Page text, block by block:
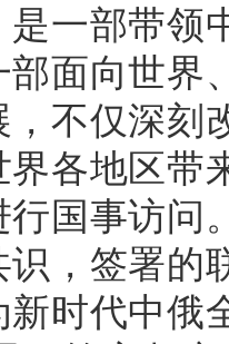
是一部带领
部面向世界
不仅深刻
各地区带
国事访问
，签署的
新时代中俄